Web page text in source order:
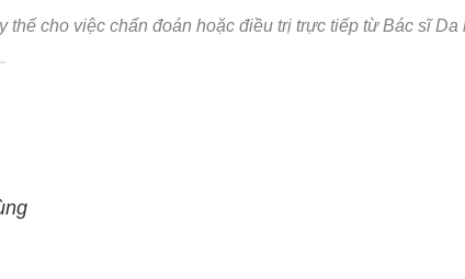
cho việc chẩn đoán hoặc điều trị trực tiếp từ Bác sĩ Da